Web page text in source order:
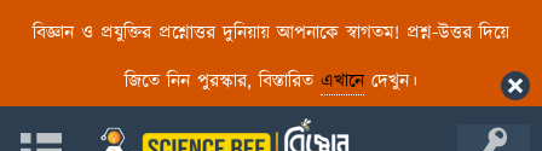
বিজ্ঞান ও প্রযুক্তির প্রশ্নোত্তর দুনিয়ায় আপনাকে স্বাগতম! প্রশ্ন-উত্তর দিয়ে
জিতে নিন পুরস্কার, বিস্তারিত এখানেদেখুন।